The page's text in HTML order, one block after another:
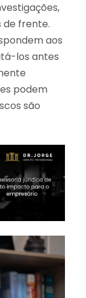
de frente.
aos
los antes
podem
são